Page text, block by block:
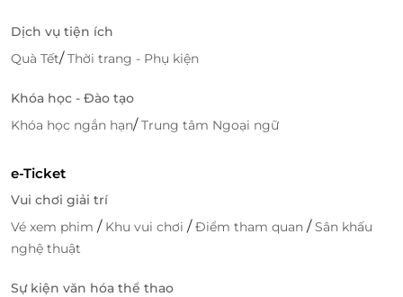
Dịch vụ tiện ích
Quà Tết/Thời trang - Phụ kiện
Khóa học - Đào tạo
Khóa học ngắn hạn/Trung tâm Ngoại ngữ
e-Ticket
Vui chơi giải trí
Vé xem phim / Khu vui chơi /Điểm tham quan /Sân khấu
nghệ thuật
Sự kiện văn hóa thể thao